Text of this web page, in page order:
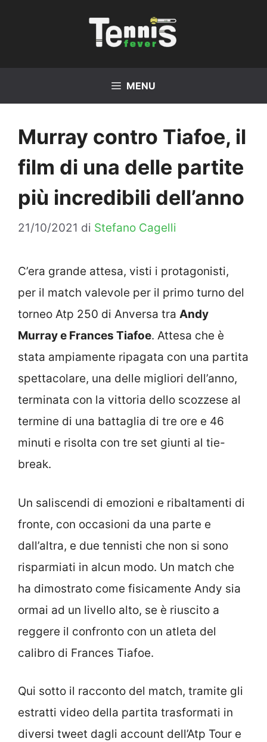
MENU
Murray contro Tiafoe, il
film di una delle partite
più incredibili dell’anno
21/10/2021 di Stefano Cagelli
C’era grande attesa, visti i protagonisti,
per il match valevole per il primo turno del
torneo Atp 250 di Anversa tra Andy
Murray e Frances Tiafoe. Attesa che è
stata ampiamente ripagata con una partita
spettacolare, una delle migliori dell’anno,
terminata con la vittoria dello scozzese al
termine di una battaglia di tre ore e 46
minuti e risolta con tre set giunti al tie-
break.
Un saliscendi di emozioni e ribaltamenti di
fronte, con occasioni da una parte e
dall’altra, e due tennisti che non si sono
risparmiati in alcun modo. Un match che
ha dimostrato come fisicamente Andy sia
ormai ad un livello alto, se è riuscito a
reggere il confronto con un atleta del
calibro di Frances Tiafoe.
Qui sotto il racconto del match, tramite gli
estratti video della partita trasformati in
diversi tweet dagli account dell’Atp Tour e